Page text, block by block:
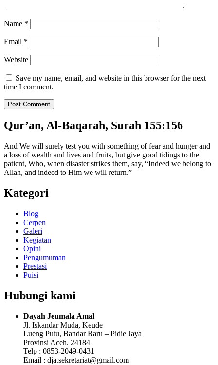
Name *
Email *
Website
Save my name, email, and website in this browser for the next
time I comment.
Qur’an, Al-Baqarah, Surah 155:156
And We will surely test you with something of fear and hunger and
a loss of wealth and lives and fruits, but give good tidings to the
patient, Who, when disaster strikes them, say, “Indeed we belong to
Allah, and indeed to Him we will return.”
Kategori
Blog
Cerpen
Galeri
Kegiatan
Opini
Pengumuman
Prestasi
Puisi
Hubungi kami
Dayah Jeumala Amal
Jl. Iskandar Muda, Keude
Lueng Putu, Bandar Baru – Pidie Jaya
Provinsi Aceh. 24184
Telp : 0853-2049-0431
Email : dja.sekretariat@gmail.com